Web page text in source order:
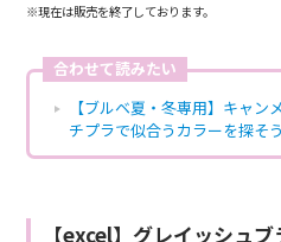
※現在は販売を終了しております。
合わせて読みたい
【ブルベ夏・冬専用】キャ
チプラで似合うカラーを探そう
【excel】グレイッシュ